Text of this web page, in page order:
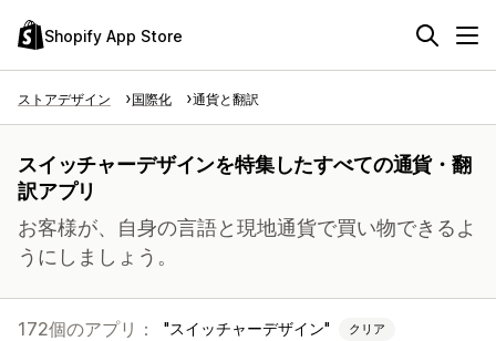
Shopify App Store
ストアデザイン 国際化 通貨と翻訳
スイッチャーデザインを特集したすべての通貨・翻
訳アプリ
お客様が、自身の言語と現地通貨で買い物できるよ
うにしましょう。
172個のアプリ： スイッチャーデザイン クリア